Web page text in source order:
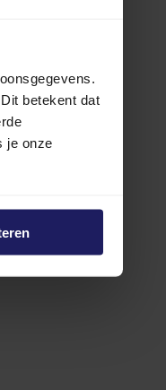
betekent dat
je onze